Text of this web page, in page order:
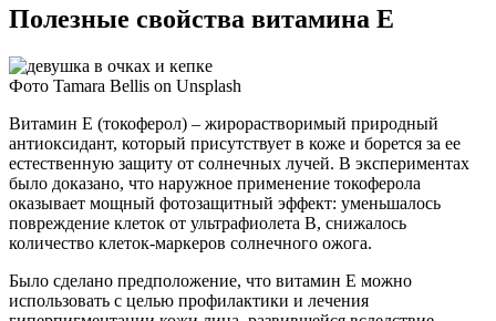
Полезные свойства витамина Е
Фото Tamara Bellis on Unsplash
Витамин Е (токоферол) – жирорастворимый природный
антиоксидант, который присутствует в коже и борется за ее
естественную защиту от солнечных лучей. В экспериментах
было доказано, что наружное применение токоферола
оказывает мощный фотозащитный эффект: уменьшалось
повреждение клеток от ультрафиолета В, снижалось
количество клеток-маркеров солнечного ожога.
Было сделано предположение, что витамин Е можно
использовать с целью профилактики и лечения